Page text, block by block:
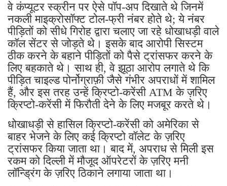
वे कंप्यूटर स्क्रीन पर ऐसे पॉप-अप दिखाते थे जिनमें
नकली माइक्रोसॉफ्ट टोल-फ्री नंबर होते थे; ये नंबर
पीड़ितों को सीधे गिरोह द्वारा चलाए जा रहे धोखाधड़ी वाले
कॉल सेंटर से जोड़ते थे। इसके बाद आरोपी सिस्टम
ठीक करने के बहाने पीड़ितों को पैसे ट्रांसफर करने के
लिए बहकाते थे। साथ ही, वे झूठा आरोप लगाते थे कि
पीड़ित चाइल्ड पोर्नोग्राफ़ी जैसे गंभीर अपराधों में शामिल
हैं, और इस तरह उन्हें क्रिप्टो-करेंसी ATM के ज़रिए
क्रिप्टो-करेंसी में फिरौती देने के लिए मजबूर करते थे।
धोखाधड़ी से हासिल क्रिप्टो-करेंसी को अमेरिका से
बाहर भेजने के लिए कई क्रिप्टो वॉलेट के ज़रिए
ट्रांसफर किया जाता था। बाद में, अपराध से मिली इस
रकम को दिल्ली में मौजूद ऑपरेटरों के ज़रिए मनी
लॉन्ड्रिंग के ज़रिए ठिकाने लगाया जाता था।